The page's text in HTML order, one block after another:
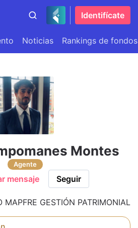
Identifícate
Noticias Rankings de fondos
Montes
Agente
mensaje Seguir
MAPFRE GESTIÓN PATRIMONIAL